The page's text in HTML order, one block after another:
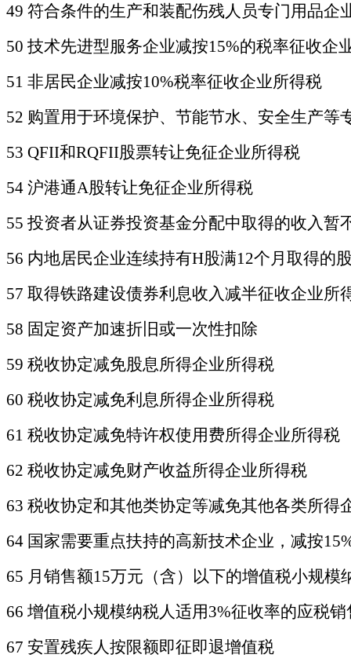
49 符合条件的生产和装配伤残人员专门用品企
50 技术先进型服务企业减按15%的税率征收企
51 非居民企业减按10%税率征收企业所得税
52 购置用于环境保护、节能节水、安全生产
53 QFII和RQFII股票转让免征企业所得税
54 沪港通A股转让免征企业所得税
55 投资者从证券投资基金分配中取得的收入暂
56 内地居民企业连续持有H股满12个月取得的
57 取得铁路建设债券利息收入减半征收企业所
58 固定资产加速折旧或一次性扣除
59 税收协定减免股息所得企业所得税
60 税收协定减免利息所得企业所得税
61 税收协定减免特许权使用费所得企业所得税
62 税收协定减免财产收益所得企业所得税
63 税收协定和其他类协定等减免其他各类所得
64 国家需要重点扶持的高新技术企业，减按
65 月销售额15万元（含）以下的增值税小规模
66 增值税小规模纳税人适用3%征收率的应税
67 安置残疾人按限额即征即退增值税